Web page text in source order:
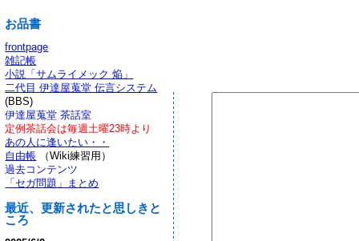
お品書
frontpage
雑記帳
小説「サムライメック 焔」
二代目 伊達屋蒐堂 伝言システム
(BBS)
伊達屋蒐堂 茶話室
定例茶話会は毎週土曜23時より
あの人に逢いたい・・
自由帳 （Wiki練習用）
過去コンテンツ
「セガ問題」まとめ
最近、更新されたと思しきと
ころ